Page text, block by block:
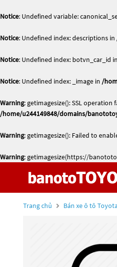
Notice: Undefined variable:
Notice: Undefined index: descriptions in
Notice: Undefined index: botvn_car_id in
Notice: Undefined index: _image in /
Warning: getimagesize(): SSL
/home/u244149848/domains/
Warning: getimagesize(): Failed to
Warning: getimagesize(https://
Trang chủ Bán xe ô tô Toyota